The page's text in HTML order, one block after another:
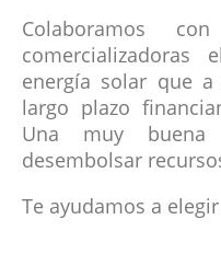
Colaboramos
comercializadoras
energía solar que
largo plazo
Una muy
desembolsar
Te ayudamos a